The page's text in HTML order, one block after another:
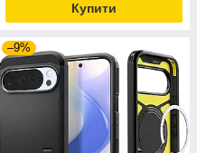
Купити
–9%